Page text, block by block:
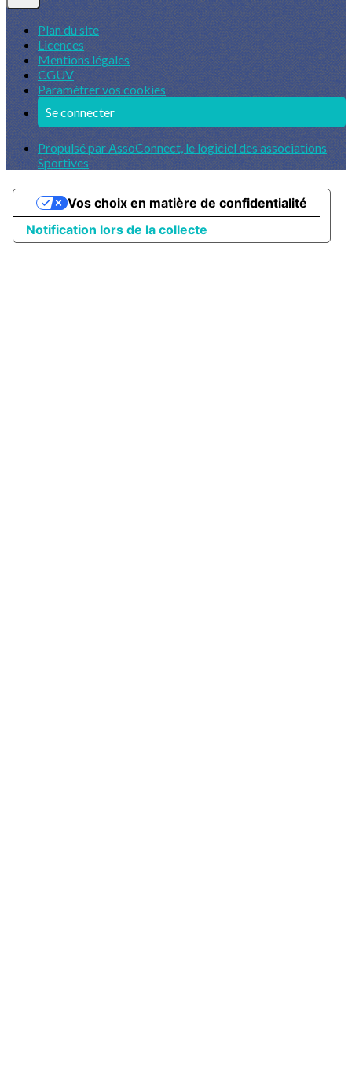
Plan du site
Licences
Mentions légales
CGUV
Paramétrer vos cookies
Se connecter
Propulsé par AssoConnect, le logiciel des associations
Sportives
Notification lors de la collecte
Vos choix en matière de confidentialité